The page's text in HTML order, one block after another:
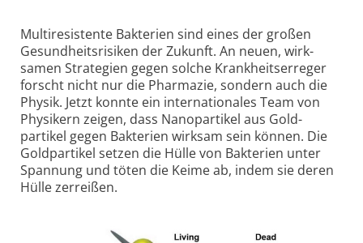
Multiresistente Bakterien sind eines der großen
Gesund­heits­risiken der Zukunft. An neuen, wirk­
samen Strategien gegen solche Krank­heits­erreger
forscht nicht nur die Pharmazie, sondern auch die
Physik. Jetzt konnte ein inter­nationales Team von
Physikern zeigen, dass Nano­partikel aus Gold­
partikel gegen Bakterien wirksam sein können. Die
Gold­partikel setzen die Hülle von Bakterien unter
Spannung und töten die Keime ab, indem sie deren
Hülle zerreißen.